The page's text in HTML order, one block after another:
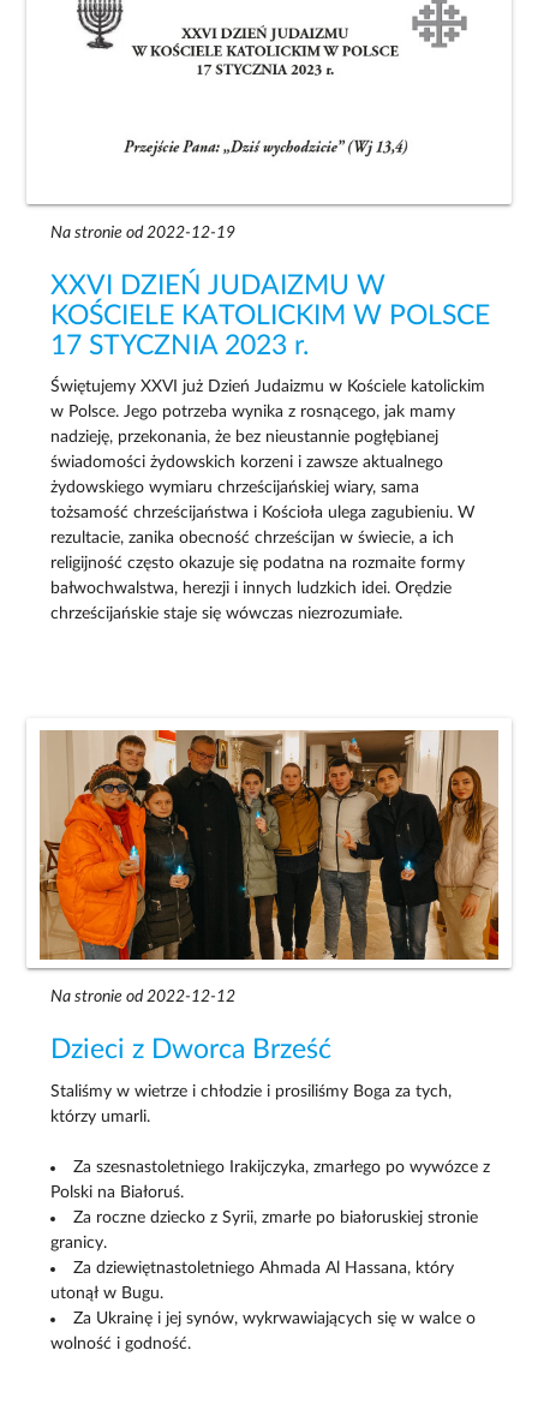
Na stronie od 2022-12-19
XXVI DZIEŃ JUDAIZMU W
KOŚCIELE KATOLICKIM W POLSCE
17 STYCZNIA 2023 r.
Świętujemy XXVI już Dzień Judaizmu w Kościele katolickim
w Polsce. Jego potrzeba wynika z rosnącego, jak mamy
nadzieję, przekonania, że bez nieustannie pogłębianej
świadomości żydowskich korzeni i zawsze aktualnego
żydowskiego wymiaru chrześcijańskiej wiary, sama
tożsamość chrześcijaństwa i Kościoła ulega zagubieniu. W
rezultacie, zanika obecność chrześcijan w świecie, a ich
religijność często okazuje się podatna na rozmaite formy
bałwochwalstwa, herezji i innych ludzkich idei. Orędzie
chrześcijańskie staje się wówczas niezrozumiałe.
Na stronie od 2022-12-12
Dzieci z Dworca Brześć
Staliśmy w wietrze i chłodzie i prosiliśmy Boga za tych,
którzy umarli.
Za szesnastoletniego Irakijczyka, zmarłego po wywózce z
Polski na Białoruś.
Za roczne dziecko z Syrii, zmarłe po białoruskiej stronie
granicy.
Za dziewiętnastoletniego Ahmada Al Hassana, który
utonął w Bugu.
Za Ukrainę i jej synów, wykrwawiających się w walce o
wolność i godność.